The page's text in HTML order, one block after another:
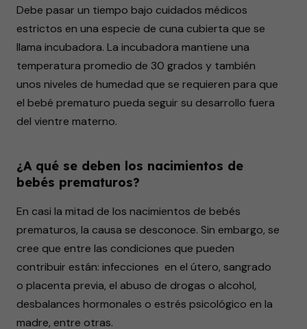
Debe pasar un tiempo bajo cuidados médicos
estrictos en una especie de cuna cubierta que se
llama incubadora. La incubadora mantiene una
temperatura promedio de 30 grados y también
unos niveles de humedad que se requieren para que
el bebé prematuro pueda seguir su desarrollo fuera
del vientre materno.
¿A qué se deben los nacimientos de
bebés prematuros?
En casi la mitad de los nacimientos de bebés
prematuros, la causa se desconoce. Sin embargo, se
cree que entre las condiciones que pueden
contribuir están: infecciones en el útero, sangrado
o placenta previa, el abuso de drogas o alcohol,
desbalances hormonales o estrés psicológico en la
madre, entre otras.